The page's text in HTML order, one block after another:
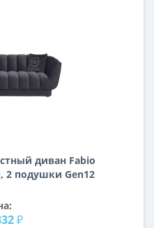
диван Fabio
2 подушки Gen12
₽